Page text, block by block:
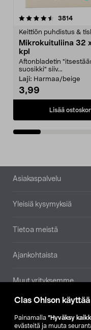
Clas Ohlson
Painamalla ”Hyväksy
evästeitä ja muuta
3814
Keittiön puhdistus &
Mikrokuituliina 32
kpl
Aftonbladetin
suosikki" siiv...
Laji: Harmaa/beige
3,99
Lisää
4.5viidestä
Alatunniste
Asiakaspalvelu
Yleisiä kysymyksiä
Tietoa meistä
Ajankohtaista
Muut yrityksemme